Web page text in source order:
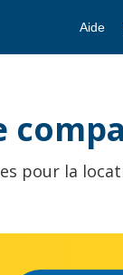
Aide
pour la